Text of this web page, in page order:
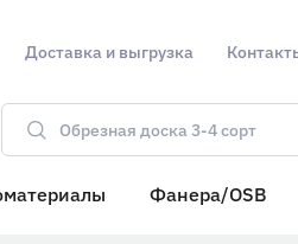
Доставка и выгрузка
Фанера/OSB